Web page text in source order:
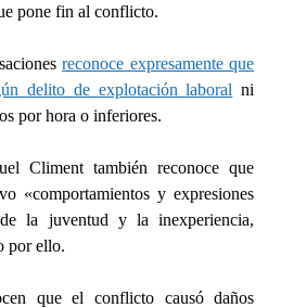
pone fin al conflicto.
reconoce expresamente que
delito de explotación laboral ni
por hora o inferiores.
Climent también reconoce que
«comportamientos y expresiones
de la juventud y la inexperiencia,
por ello.
que el conflicto causó daños